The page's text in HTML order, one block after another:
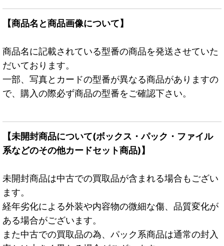
【商品名と商品画像について】
商品名に記載されている型番の商品を発送させていた
だいております。
一部、写真とカードの型番が異なる商品がありますの
で、購入の際必ず商品の型番をご確認下さい。
【未開封商品について(ボックス・パック・ファイル
系などのその他カードセット商品)】
未開封商品は中古での買取品が含まれる場合もござい
ます。
経年劣化による外装や内容物の微細な傷、品質変化が
ある場合がございます。
また中古での買取品の為、パック系商品は通常の封入